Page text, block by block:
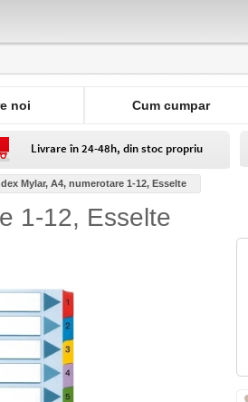
noi Cum cumpar
Livrare în 24-48h, din stoc propriu
Mylar, A4, numerotare 1-12, Esselte
1-12, Esselte